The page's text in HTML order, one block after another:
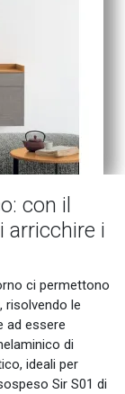
con il
arricchire i
ci permettono
risolvendo le
ad essere
di
ideali per
Sir S01 di